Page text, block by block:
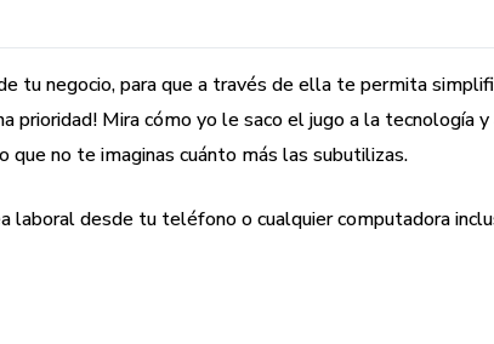
tu negocio, para que a través de ella te permita
prioridad! Mira cómo yo le saco el jugo a la tecnología
que no te imaginas cuánto más las subutilizas.
laboral desde tu teléfono o cualquier computadora